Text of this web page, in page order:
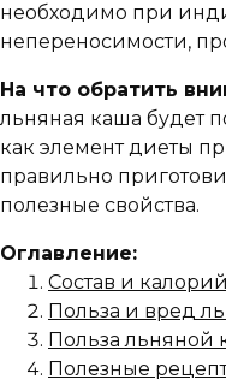
необходимо при
непереносимости,
На что обратить
льняная каша будет
как элемент диеты
правильно
полезные свойства.
Оглавление:
Состав и
Польза и вред
Польза
Полезные